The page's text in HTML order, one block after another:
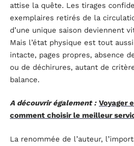
attise la quête. Les tirages
exemplaires retirés de la
d’une unique saison deviennent
Mais l’état physique est tout
intacte, pages propres, absence
ou de déchirures, autant de
balance.
A découvrir également : Voyager
comment choisir le meilleur
La renommée de l’auteur,